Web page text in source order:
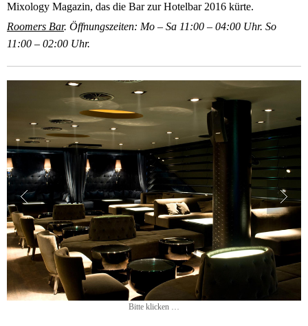
Mixology Magazin, das die Bar zur Hotelbar 2016 kürte.
Roomers Bar. Öffnungszeiten: Mo – Sa 11:00 – 04:00 Uhr. So
11:00 – 02:00 Uhr.
Bitte klicken …